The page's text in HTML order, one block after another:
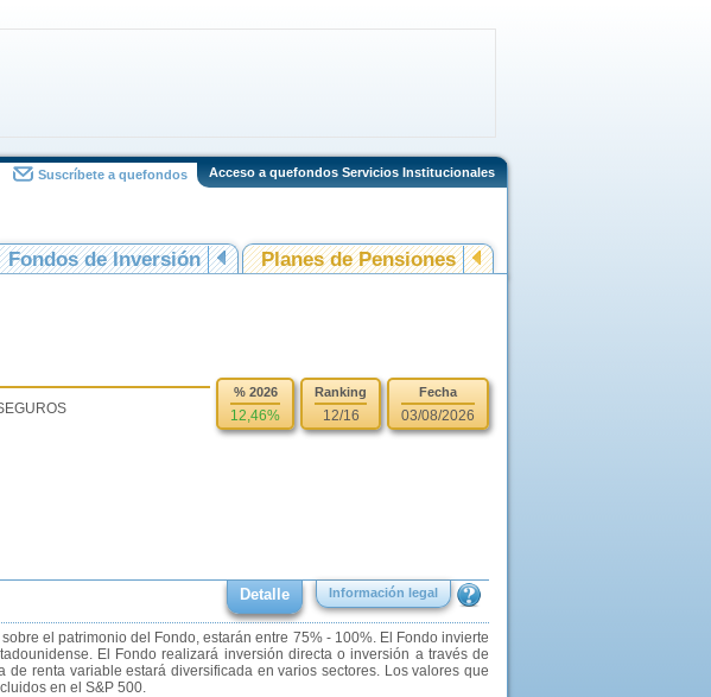
Acceso a quefondos Servicios Institucionales
Suscríbete a quefondos
Fondos de Inversión
Planes de Pensiones
% 2026
12,46%
Ranking
12/16
Fecha
03/08/2026
Detalle Información legal
el patrimonio del Fondo, estarán entre 75% - 100%. El Fondo invierte
El Fondo realizará inversión directa o inversión a través de
renta variable estará diversificada en varios sectores. Los valores que
en el S&P 500.